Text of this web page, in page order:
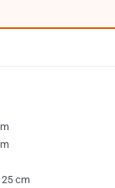
25 cm